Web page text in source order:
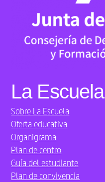
La Escuela
Sobre La Escuela
Oferta educativa
Organigrama
Plan de centro
Guía del estudiante
Plan de convivencia